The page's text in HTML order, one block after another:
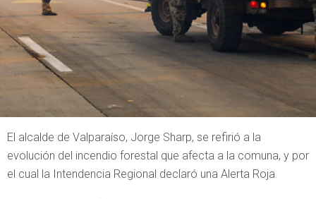
El alcalde de Valparaíso, Jorge Sharp, se refirió a la
evolución del incendio forestal que afecta a la comuna, y por
el cual la Intendencia Regional declaró una Alerta Roja.